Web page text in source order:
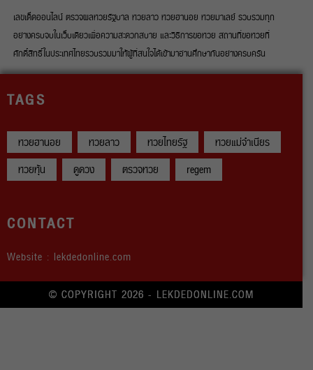
เลขเด็ดออนไลน์ ตรวจผลหวยรัฐบาล หวยลาว หวยฮานอย หวยมาเลย์ รวบรวมทุก
อย่างครบจบในเว็บเดียวเพื่อความสะดวกสบาย และวิธีการขอหวย สถานที่ขอหวยที่
ศักดิ์สิทธิ์ในประเทศไทยรวบรวมมาให้ผู้ที่สนใจได้เข้ามาอ่านศึกษากันอย่างครบครัน
TAGS
หวยฮานอย หวยลาว หวยไทยรัฐ
หวยแม่จำเนียร
หวยหุ้น
ดูดวง ตรวจหวย regem
CONTACT
Website : lekdedonline.com
© COPYRIGHT 2026 - LEKDEDONLINE.COM